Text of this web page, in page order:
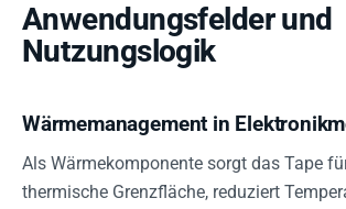
Anwendungsfelder und
Nutzungslogik
Wärmemanagement in
Als Wärmekomponente sorgt das Tape
thermische Grenzfläche, reduziert